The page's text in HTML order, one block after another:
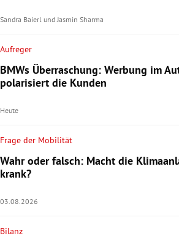
Sandra Baierl undJasmin Sharma
Aufreger
BMWs Überraschung: Werbung im
polarisiert die Kunden
Heute
Frage der Mobilität
Wahr oder falsch: Macht die
krank?
03.08.2026
Bilanz